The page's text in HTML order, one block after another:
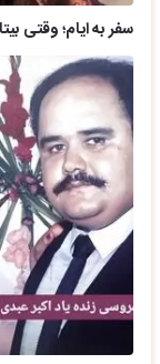
سفر به ایام؛ وقتی